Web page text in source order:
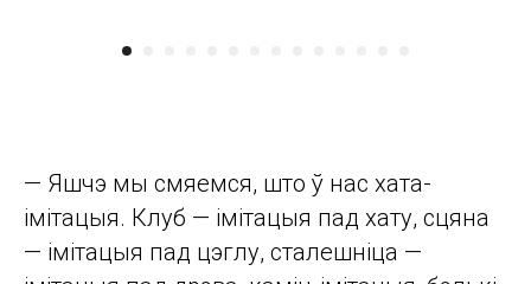
— Яшчэ мы смяемся, што ў нас хата-
імітацыя. Клуб — імітацыя пад хату, сцяна
— імітацыя пад цэглу, сталешніца —